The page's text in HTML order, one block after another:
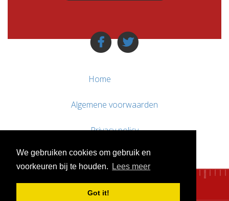
We gebruiken cookies om gebruik en
voorkeuren bij te houden.
Lees meer
Got it!
Home
Algemene voorwaarden
Privacy policy
Contact / Support